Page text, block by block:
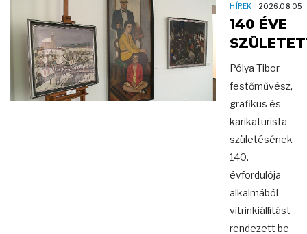
HÍREK 2026.08.05
140 ÉVE
Pólya Tibor
festőművész,
grafikus és
karikaturista
születésének
140.
évfordulója
alkalmából
vitrinkiállítást
rendezett be